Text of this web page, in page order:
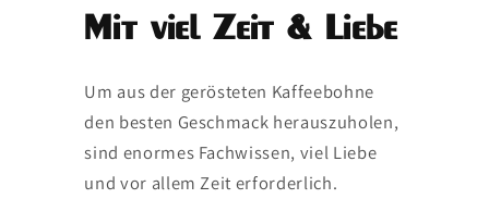
Mit viel Zeit & Liebe
Um aus der gerösteten Kaffeebohne
den besten Geschmack herauszuholen,
sind enormes Fachwissen, viel Liebe
und vor allem Zeit erforderlich.